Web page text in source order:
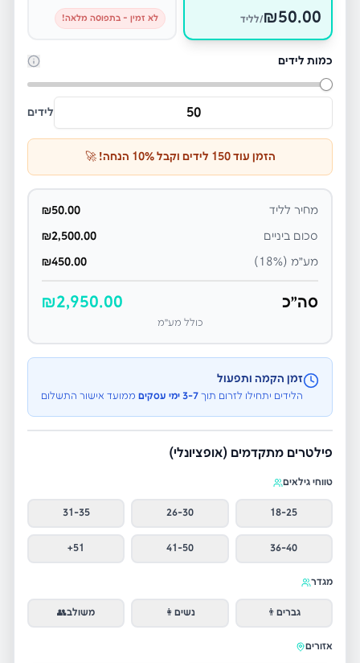
₪50.00 /לליד לא זמין - בתפוסה מלאה!
כמות לידים
לידים
הזמן עוד150 לידים וקבל 10% הנחה! 🚀
מחיר לליד ₪50.00
סכום ביניים ₪2,500.00
מע״מ (18%) ₪450.00
סה״כ ₪2,950.00
כולל מע״מ
זמן הקמה ותפעול
הלידים יתחילו לזרום תוך 3-7 ימי עסקים ממועד אישור התשלום
פילטרים מתקדמים (אופציונלי)
טווחי גילאים
18-25
26-30
31-35
36-40
41-50
51+
מגדר
גברים👨 נשים👩 משולב👥
אזורים